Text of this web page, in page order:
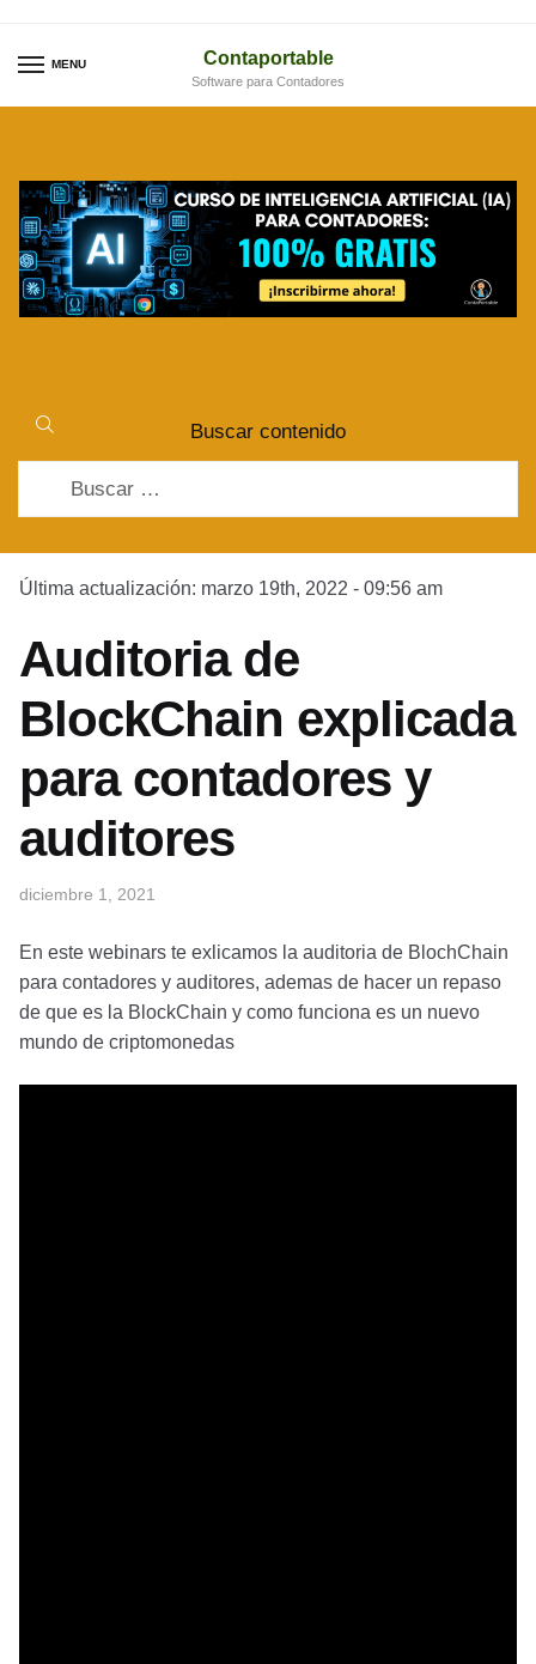
to
to
MENU Contaportable
Software para Contadores
Buscar contenido
Última actualización: marzo 19th, 2022 - 09:56 am
Auditoria de
BlockChain explicada
para contadores y
auditores
diciembre 1, 2021
En este webinars te exlicamos la auditoria de BlochChain
para contadores y auditores, ademas de hacer un repaso
de que es la BlockChain y como funciona es un nuevo
mundo de criptomonedas